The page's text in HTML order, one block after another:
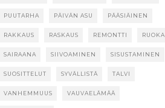
PUUTARHA PÄIVÄN ASU PÄÄSIÄINEN
RAKKAUS RASKAUS REMONTTI RUOKA
SAIRAANA SIIVOAMINEN SISUSTAMINEN
SUOSITTELUT SYVÄLLISTÄ TALVI
VANHEMMUUS VAUVAELÄMÄÄ